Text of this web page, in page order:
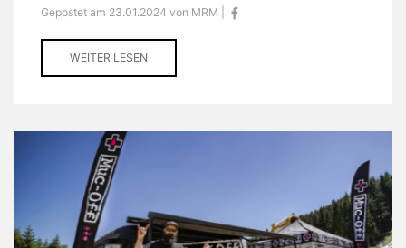
Gepostet am 23.01.2024 von MRM |
WEITER LESEN